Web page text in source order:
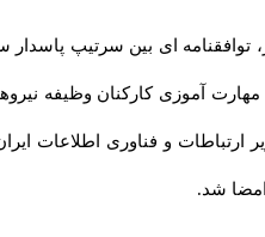
ای بین سرتیپ پاسدار سید
آموزی کارکنان وظیفه نیروهای
و فناوری اطلاعات ایران و
شد.